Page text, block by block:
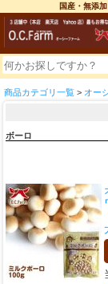
国産・無添
商品カテゴリ一覧 > オー
ボーロ